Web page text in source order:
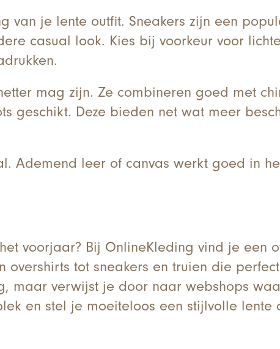
je lente outfit. Sneakers zijn een
casual look. Kies bij voorkeur voor
mag zijn. Ze combineren goed met
geschikt. Deze bieden net wat meer
Ademend leer of canvas werkt goed in
voorjaar? Bij OnlineKleding vind je een
overshirts tot sneakers en truien die
maar verwijst je door naar webshops
en stel je moeiteloos een stijlvolle